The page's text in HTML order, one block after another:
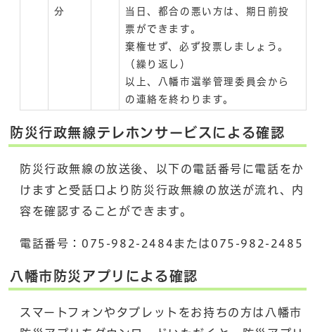
分
当日、都合の悪い方は、期日前投
票ができます。
棄権せず、必ず投票しましょう。
（繰り返し）
以上、八幡市選挙管理委員会から
の連絡を終わります。
防災行政無線テレホンサービスによる確認
防災行政無線の放送後、以下の電話番号に電話をか
けますと受話口より防災行政無線の放送が流れ、内
容を確認することができます。
電話番号：075-982-2484または075-982-2485
八幡市防災アプリによる確認
スマートフォンやタブレットをお持ちの方は八幡市